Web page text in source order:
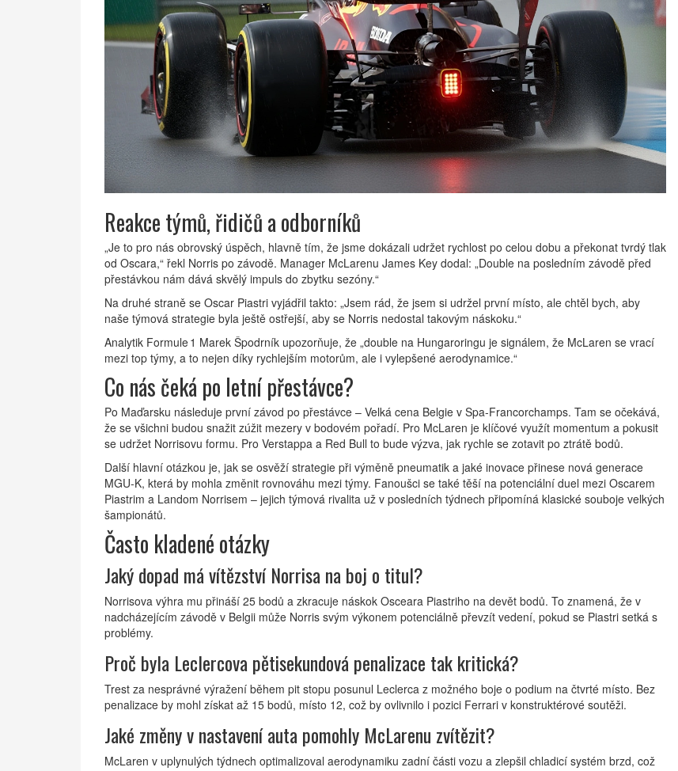
Reakce týmů, řidičů a odborníků
„Je to pro nás obrovský úspěch, hlavně tím, že jsme dokázali udržet rychlost po celou dobu a překonat tvrdý tlak
od Oscara,“ řekl Norris po závodě. Manager McLarenu James Key dodal: „Double na posledním závodě před
přestávkou nám dává skvělý impuls do zbytku sezóny.“
Na druhé straně se Oscar Piastri vyjádřil takto: „Jsem rád, že jsem si udržel první místo, ale chtěl bych, aby
naše týmová strategie byla ještě ostřejší, aby se Norris nedostal takovým náskoku.“
Analytik Formule 1 Marek Špodrník upozorňuje, že „double na Hungaroringu je signálem, že McLaren se vrací
mezi top týmy, a to nejen díky rychlejším motorům, ale i vylepšené aerodynamice.“
Co nás čeká po letní přestávce?
Po Maďarsku následuje první závod po přestávce – Velká cena Belgie v Spa‑Francorchamps. Tam se očekává,
že se všichni budou snažit zúžit mezery v bodovém pořadí. Pro McLaren je klíčové využít momentum a pokusit
se udržet Norrisovu formu. Pro Verstappa a Red Bull to bude výzva, jak rychle se zotavit po ztrátě bodů.
Další hlavní otázkou je, jak se osvěží strategie při výměně pneumatik a jaké inovace přinese nová generace
MGU‑K, která by mohla změnit rovnováhu mezi týmy. Fanoušci se také těší na potenciální duel mezi Oscarem
Piastrim a Landom Norrisem – jejich týmová rivalita už v posledních týdnech připomíná klasické souboje velkých
šampionátů.
Často kladené otázky
Jaký dopad má vítězství Norrisa na boj o titul?
Norrisova výhra mu přináší 25 bodů a zkracuje náskok Osceara Piastriho na devět bodů. To znamená, že v
nadcházejícím závodě v Belgii může Norris svým výkonem potenciálně převzít vedení, pokud se Piastri setká s
problémy.
Proč byla Leclercova pětisekundová penalizace tak kritická?
Trest za nesprávné výražení během pit stopu posunul Leclerca z možného boje o podium na čtvrté místo. Bez
penalizace by mohl získat až 15 bodů, místo 12, což by ovlivnilo i pozici Ferrari v konstruktérové soutěži.
Jaké změny v nastavení auta pomohly McLarenu zvítězit?
McLaren v uplynulých týdnech optimalizoval aerodynamiku zadní části vozu a zlepšil chladicí systém brzd, což